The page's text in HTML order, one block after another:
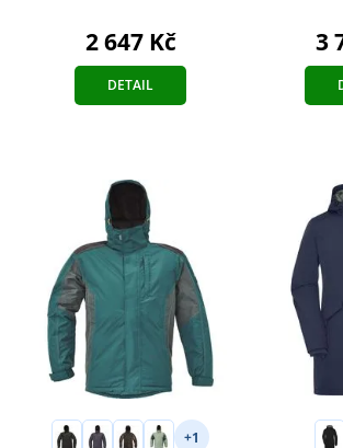
2 647 Kč
DETAIL
3
+1